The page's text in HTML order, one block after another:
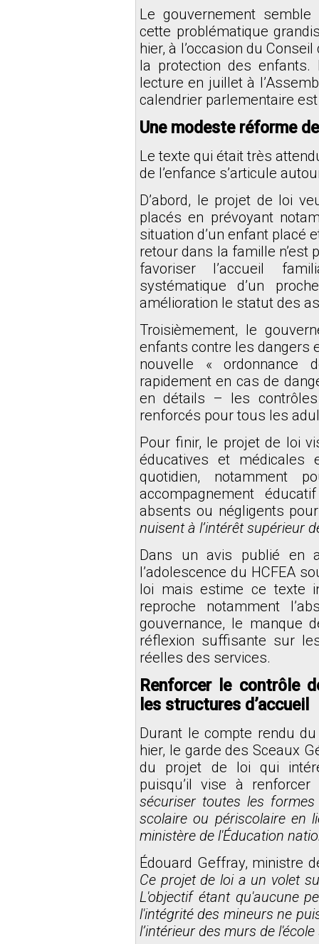
Le gouvernement
cette problématique
hier, à l’occasion du
la protection des enfants.
lecture en juillet à
calendrier parlementaire
Une modeste réforme
Le texte qui était très
de l’enfance s’articule
D’abord, le projet de loi
placés en prévoyant
situation d’un enfant placé
retour dans la famille n’est
favoriser l’accueil
systématique d’un
amélioration le statut des
Troisièmement, le
enfants contre les dangers
nouvelle « ordonnance
rapidement en cas de
en détails – les
renforcés pour tous les
Pour finir, le projet de loi
éducatives et médicales
quotidien, notamment
accompagnement
absents ou négligents
nuisent à l’intérêt supérieur
Dans un avis publié en
l’adolescence du HCFEA
loi mais estime ce texte
reproche notamment
gouvernance, le manque
réflexion suffisante sur
réelles des services.
Renforcer le contrôle
les structures d’accueil
Durant le compte rendu
hier, le garde des Sceaux
du projet de loi qui
puisqu’il vise à renforcer
sécuriser toutes les
scolaire ou périscolaire en
ministère de l'Éducation
Édouard Geffray, ministre
Ce projet de loi a un volet
L'objectif étant qu'aucune
l'intégrité des mineurs ne
l’intérieur des murs de